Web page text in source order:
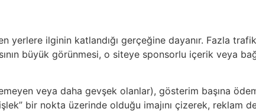
yerlere ilginin katlandığı gerçeğine dayanır. Fazla
büyük görünmesi, o siteye sponsorlu içerik veya
veya daha gevşek olanlar), gösterim başına
bir nokta üzerinde olduğu imajını çizerek, reklam